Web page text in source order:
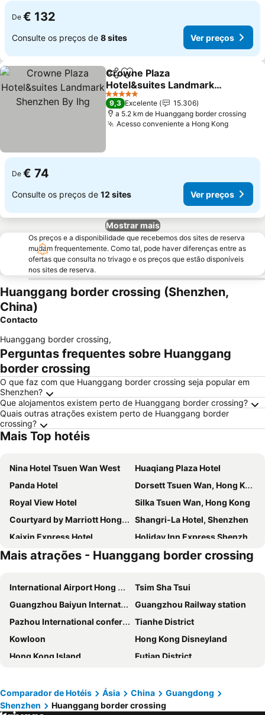
De € 132
Consulte os preços de 8 sites Ver preços
PartilharAdicionar aos favoritos
Crowne Plaza
Hotel&suites Landmark
Shenzhen By Ihg
5 Estrelas
9,3 Excelente
15.306
a 5.2 km de Huanggang border crossing
Acesso conveniente a Hong Kong
De € 74
Consulte os preços de 12 sites Ver preços
Mostrar mais
Os preços e a disponibilidade que recebemos dos sites de reserva
mudam frequentemente. Como tal, pode haver diferenças entre as
ofertas que consulta no trivago e os preços que estão disponíveis
nos sites de reserva.
Huanggang border crossing (Shenzhen,
China)
Contacto
Huanggang border crossing,
Perguntas frequentes sobre Huanggang
border crossing
O que faz com que Huanggang border crossing seja popular em
Shenzhen?
Que alojamentos existem perto de Huanggang border crossing?
Quais outras atrações existem perto de Huanggang border
crossing?
Mais Top hotéis
Nina Hotel Tsuen Wan West
Huaqiang Plaza Hotel
Panda Hotel
Dorsett Tsuen Wan, Hong Kong
Royal View Hotel
Silka Tsuen Wan, Hong Kong
Courtyard by Marriott Hong Kong Sha Tin
Shangri-La Hotel, Shenzhen
Kaixin Express Hotel
Holiday Inn Express Shenzhen Futian Center by IHG
深圳福田华强北步行街亚朵酒店
Grand Bay View Hotel
Shenzhen L.gem Hotel
Grand Skylight Garden Hotel
深圳亿民平安国际酒店
Hong Kong Gold Coast Hotel
Pentahotel Hong Kong, Tuen Mun
Regal Riverside Hotel
Shenzhen Lido Hotel
Hyatt Regency Hong Kong, Sha Tin
Four Points by Sheraton Shenzhen
Best Western Shenzhen Felicity
Vienna Hotel- Shenzhen Fuhua Road
Metro Grand Hotel
Shenzhenair International Hotel
Atour Hotel Shenzhen Huaqiang North
Mais atrações - Huanggang border crossing
International Airport Hong Kong
Tsim Sha Tsui
Guangzhou Baiyun International Airport
Guangzhou Railway station
Pazhou International conference and exhibition center
Tianhe District
Kowloon
Hong Kong Disneyland
Hong Kong Island
Futian District
Casino Lisboa
Canton Tower
Lan Kwai Fong
Ocean Terminal
Comparador de Hotéis Ásia China
Guangdong
Shenzhen
Huanggang border crossing